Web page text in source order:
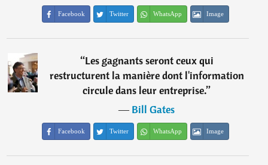
Facebook Twitter WhatsApp Image
“Les gagnants seront ceux qui
restructurent la manière dont l'information
circule dans leur entreprise.”
―Bill Gates
Facebook Twitter WhatsApp Image